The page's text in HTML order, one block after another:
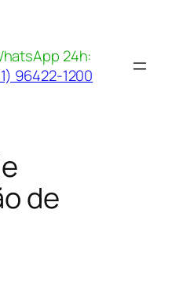
24h:
96422-1200
de